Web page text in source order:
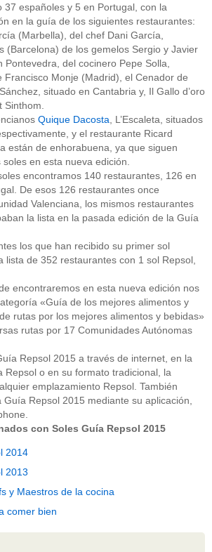
37 españoles y 5 en Portugal, con la
en la guía de los siguientes restaurantes:
(Marbella), del chef Dani García,
(Barcelona) de los gemelos Sergio y Javier
Pontevedra, del cocinero Pepe Solla,
Francisco Monje (Madrid), el Cenador de
situado en Cantabria y, Il Gallo d’oro
Quique Dacosta , L’Escaleta, situados
y el restaurante Ricard
están de enhorabuena, ya que siguen
en esta nueva edición.
encontramos 140 restaurantes, 126 en
De esos 126 restaurantes once
Valenciana, los mismos restaurantes
la lista en la pasada edición de la Guía
los que han recibido su primer sol
lista de 352 restaurantes con 1 sol Repsol,
encontraremos en esta nueva edición nos
«Guía de los mejores alimentos y
rutas por los mejores alimentos y bebidas»
rutas por 17 Comunidades Autónomas
Repsol 2015 a través de internet, en la
Repsol o en su formato tradicional, la
emplazamiento Repsol. También
Repsol 2015 mediante su aplicación,
con Soles Guía Repsol 2015
2014
2013
y Maestros de la cocina
comer bien